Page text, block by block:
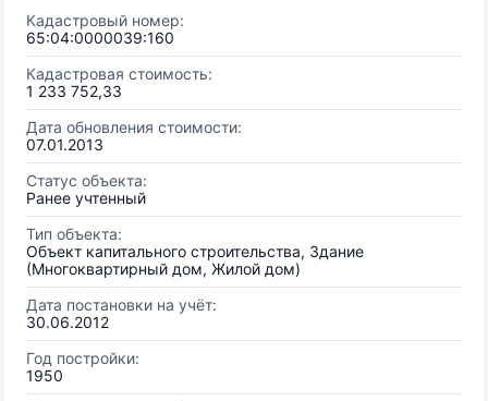
Кадастровый номер:
65:04:0000039:160
Кадастровая стоимость:
1 233 752,33
Дата обновления стоимости:
07.01.2013
Статус объекта:
Ранее учтенный
Тип объекта:
Объект капитального строительства, Здание
(Многоквартирный дом, Жилой дом)
Дата постановки на учёт:
30.06.2012
Год постройки:
1950